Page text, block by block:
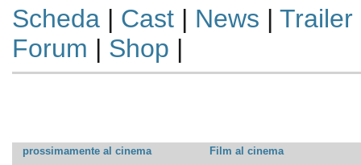
Scheda| Cast| News | Trailer
Forum | Shop |
prossimamente al cinema
Film al cinema